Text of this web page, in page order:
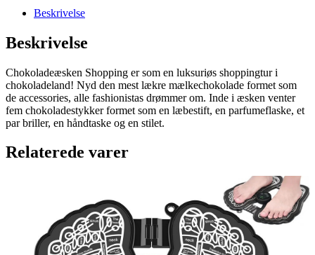
Beskrivelse
Beskrivelse
Chokoladeæsken Shopping er som en luksuriøs shoppingtur i
chokoladeland! Nyd den mest lækre mælkechokolade formet som
de accessories, alle fashionistas drømmer om. Inde i æsken venter
fem chokoladestykker formet som en læbestift, en parfumeflaske, et
par briller, en håndtaske og en stilet.
Relaterede varer